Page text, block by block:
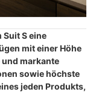
S eine
mit einer Höhe
markante
sowie höchste
jeden Produkts,